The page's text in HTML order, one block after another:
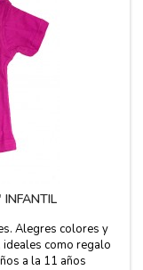
INFANTIL
Alegres colores y
como regalo
a la 11 años